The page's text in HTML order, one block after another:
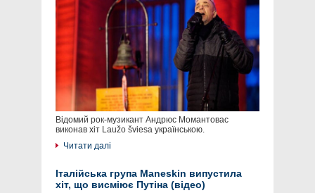
Відомий рок-музикант Андрюс Момантовас
виконав хіт Laužo šviesa українською.
Читати далі
Італійська група Maneskin випустила
хіт, що висміює Путіна (відео)